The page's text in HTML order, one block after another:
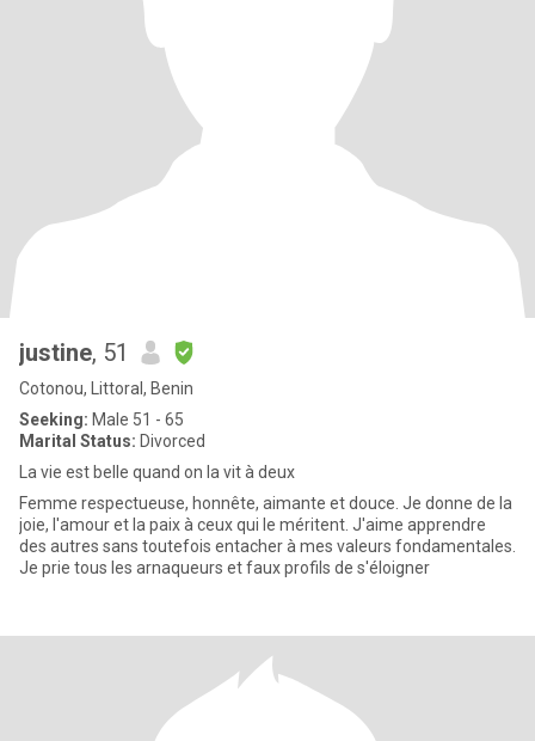
justine, 51
Cotonou, Littoral, Benin
Seeking: Male 51 - 65
Marital Status: Divorced
La vie est belle quand on la vit à deux
Femme respectueuse, honnête, aimante et douce. Je donne de la
joie, l'amour et la paix à ceux qui le méritent. J'aime apprendre
des autres sans toutefois entacher à mes valeurs fondamentales.
Je prie tous les arnaqueurs et faux profils de s'éloigner